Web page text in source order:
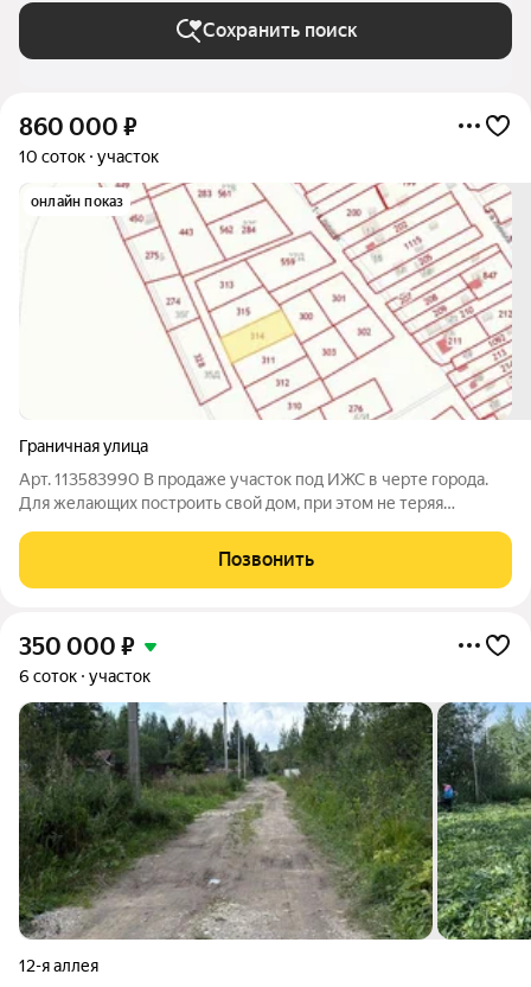
Сохранить поиск
860 000 ₽
10 соток участок
онлайн показ
Граничная улица
Арт. 113583990 В продаже участок под ИЖС в черте города.
Для желающих построить свой дом, при этом не теряя
которая чистится зимой, В 1,5км новый детский сад, магазины,
остановки общественного
Позвонить
350 000 ₽
6 соток участок
12-я аллея